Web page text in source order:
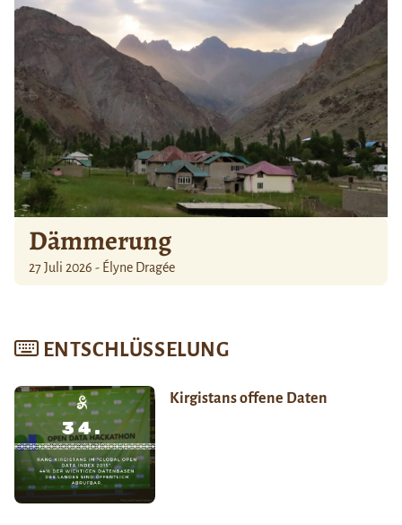
Dämmerung
27 Juli 2026 - Élyne Dragée
ENTSCHLÜSSELUNG
Kirgistans offene Daten